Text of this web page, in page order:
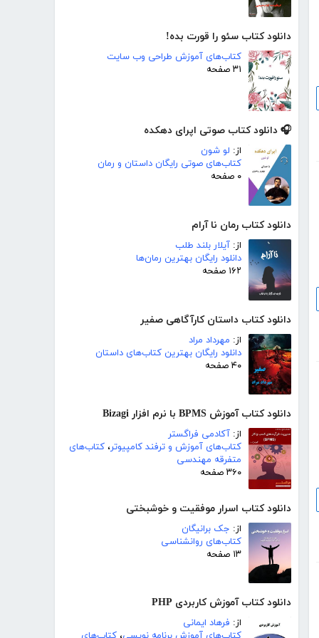
دانلود کتاب سئو را قورت بده!
کتاب‌های آموزش طراحی وب سایت
۳۱ صفحه
🎧 دانلود کتاب صوتی اپرای دهکده
از: لو شون
کتاب‌های صوتی رایگان داستان و رمان
۰ صفحه
دانلود کتاب رمان نا آرام
از: آیلار بلند طلب
دانلود رایگان بهترین رمان‌ها
۱۶۲ صفحه
دانلود کتاب داستان کارآگاهی صفیر
از: مهرداد مراد
دانلود رایگان بهترین کتاب‌های داستان
۴۰ صفحه
دانلود کتاب آموزش BPMS با نرم افزار Bizagi
از: آکادمی فراگستر
کتاب‌های آموزش و ترفند کامپیوتر، کتاب‌های
متفرقه مهندسی
۳۶۰ صفحه
دانلود کتاب اسرار موفقیت و خوشبختی
از: جک برانیگان
کتاب‌های روانشناسی
۱۳ صفحه
دانلود کتاب آموزش کاربردی PHP
از: فرهاد ایمانی